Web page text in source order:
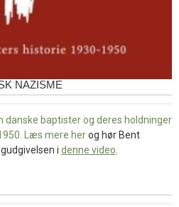
NAZISME
danske baptister og deres holdninger
Læs mere herog hør Bent
i denne video